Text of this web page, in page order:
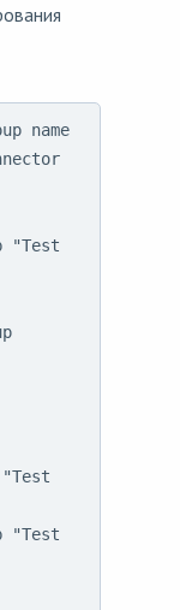
name
"Test
"Test
"Test